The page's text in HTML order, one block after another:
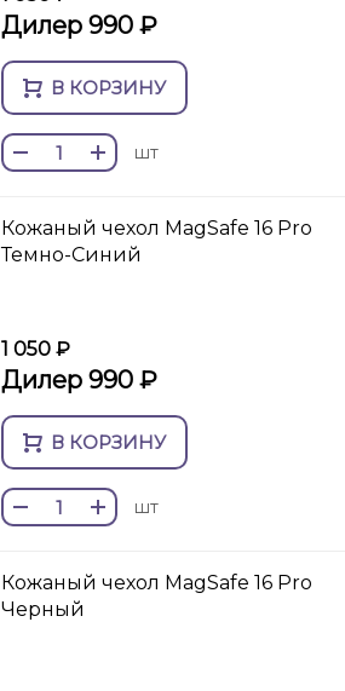
Дилер 990 ₽
В КОРЗИНУ
шт
Кожаный чехол MagSafe 16 Pro
Темно-Синий
1 050 ₽
Дилер 990 ₽
В КОРЗИНУ
шт
Кожаный чехол MagSafe 16 Pro
Черный